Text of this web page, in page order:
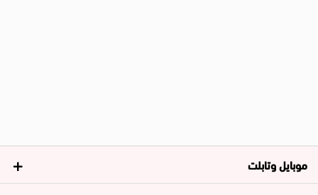
موبايل وتابلت